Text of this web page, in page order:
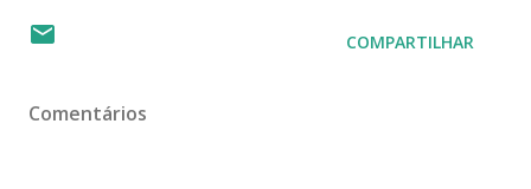
COMPARTILHAR
Comentários